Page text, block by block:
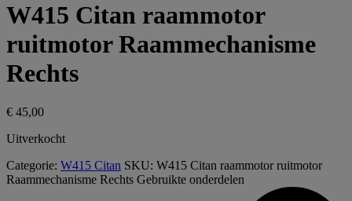
W415 Citan raammotor
ruitmotor Raammechanisme
Rechts
€ 45,00
Uitverkocht
Categorie: W415 Citan SKU: W415 Citan raammotor ruitmotor
Raammechanisme Rechts Gebruikte onderdelen